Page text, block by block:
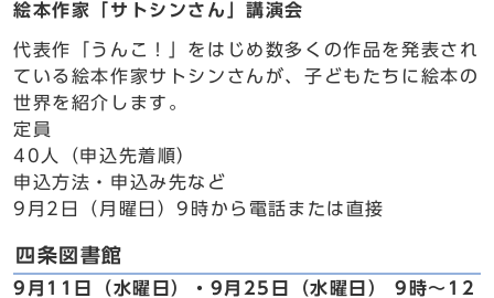
絵本作家「サトシンさん」講演会
代表作「うんこ！」をはじめ数多くの作品を発表され
ている絵本作家サトシンさんが、子どもたちに絵本の
世界を紹介します。
定員
40人（申込先着順）
申込方法・申込み先など
9月2日（月曜日）9時から電話または直接
四条図書館
9月11日（水曜日）・9月25日（水曜日） 9時～12